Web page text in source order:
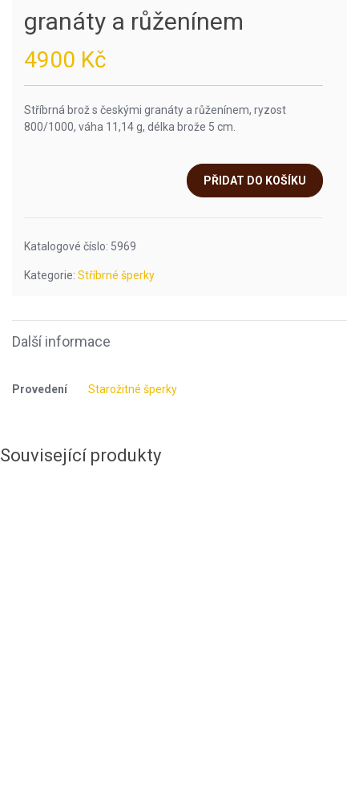
granáty a růženínem
4900 Kč
Stříbrná brož s českými granáty a růženínem, ryzost
800/1000, váha 11,14 g, délka brože 5 cm.
PŘIDAT DO KOŠÍKU
Katalogové číslo: 5969
Kategorie: Stříbrné šperky
Další informace
Provedení Starožitné šperky
Související produkty